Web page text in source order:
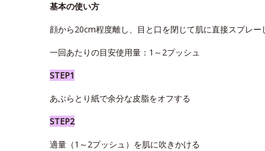
基本の使い方
顔から20cm程度離し、目と口を閉じて肌に直接スプレー
一回あたりの目安使用量：1～2プッシュ
STEP1
あぶらとり紙で余分な皮脂をオフする
STEP2
適量（1～2プッシュ）を肌に吹きかける